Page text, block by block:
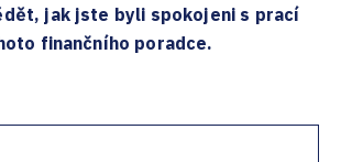
jak jste byli spokojeni s prací
finančního poradce.